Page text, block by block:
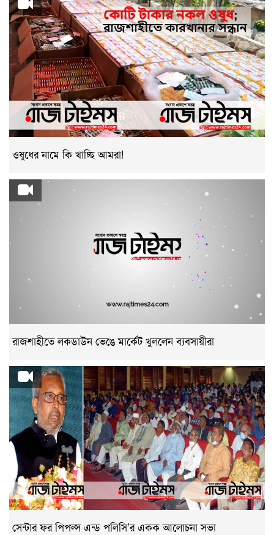
ওষুধের নামে কি খাচ্ছি আমরা!
রাজশাহীতে লকডাউন ভেঙে মার্কেট খুললেন ব্যবসায়ীরা
সেন্টার ফর পিপল্স এন্ড পলিসি’র একক আলোচনা সভা